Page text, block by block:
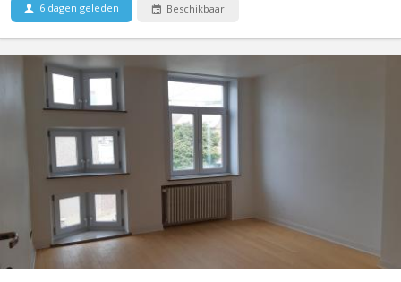
6 dagen geleden Beschikbaar
Uniquement pour étudiants : 3 chambres à louer dans grande
maison de 6 chambres, située à NIVELLES près de la Haute école
HE2B. Chaque chambre dispose d'un lavabo et la maison est
composée de 2 salles de bain et 1 salle de douche, d'une grande
cuisine et un grand living communs. La maison est...